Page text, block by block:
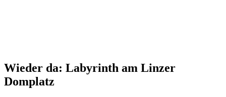
Wieder da: Labyrinth am Linzer
Domplatz